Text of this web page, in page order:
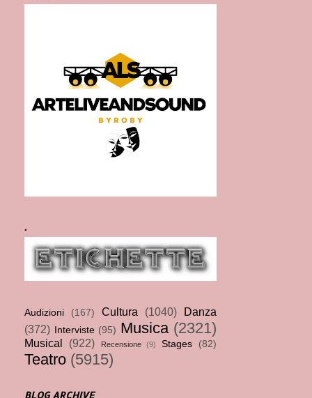
.
Audizioni (167) Cultura (1040)
Danza
(372)
Interviste (95) Musica (2321)
Musical (922) Recensione (9) Stages (82)
Teatro (5915)
BLOG ARCHIVE